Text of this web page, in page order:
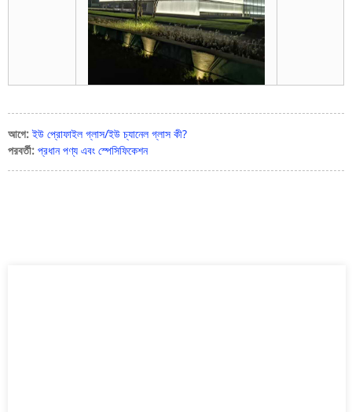
আগে: ইউ প্রোফাইল গ্লাস/ইউ চ্যানেল গ্লাস কী?
পরবর্তী: প্রধান পণ্য এবং স্পেসিফিকেশন